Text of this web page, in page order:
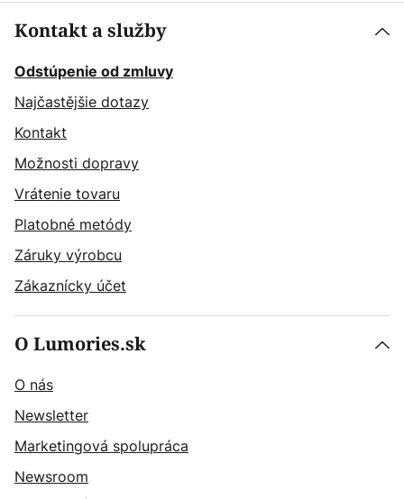
Kontakt a služby
Odstúpenie od zmluvy
Najčastějšie dotazy
Kontakt
Možnosti dopravy
Vrátenie tovaru
Platobné metódy
Záruky výrobcu
Zákaznícky účet
O Lumories.sk
O nás
Newsletter
Marketingová spolupráca
Newsroom